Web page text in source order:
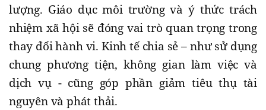
lượng. Giáo dục môi trường và ý thức trách
nhiệm xã hội sẽ đóng vai trò quan trọng trong
thay đổi hành vi. Kinh tế chia sẻ – như sử dụng
chung phương tiện, không gian làm việc và
dịch vụ - cũng góp phần giảm tiêu thụ tài
nguyên và phát thải.